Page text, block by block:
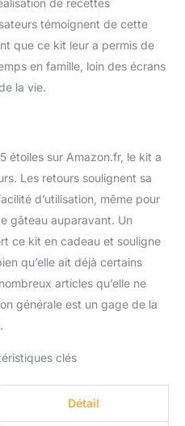
des gâteaux en
tailles. Sa
anti-adhésive et
fond amovible
la perfection
cheesecake. Avec
il assure un joint
au bain-marie
soucis, gardant
l'art des
de décoration
gâteaux : décorez
effort avec notre
rotatif de qualité
doté d'une
antidérapante, idéal
les événements
et les
parfaites
de recettes
témoignent de cette
que ce kit leur a permis de
en famille, loin des écrans
la vie.
étoiles sur Amazon.fr, le kit a
Les retours soulignent sa
d’utilisation, même pour
gâteau auparavant. Un
ce kit en cadeau et souligne
qu’elle ait déjà certains
articles qu’elle ne
générale est un gage de la
clés
Détail